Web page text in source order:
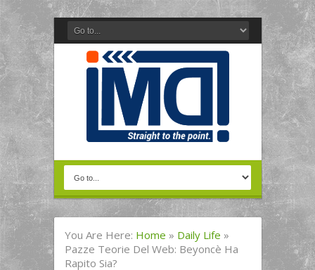
You Are Here: Home » Daily Life »
Pazze Teorie Del Web: Beyoncè Ha
Rapito Sia?